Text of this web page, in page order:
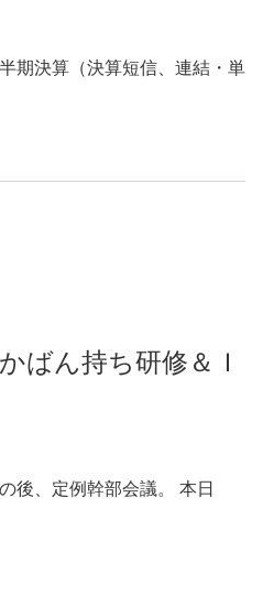
期決算（決算短信、連結・単
ばん持ち研修＆Ｉ
後、定例幹部会議。 本日